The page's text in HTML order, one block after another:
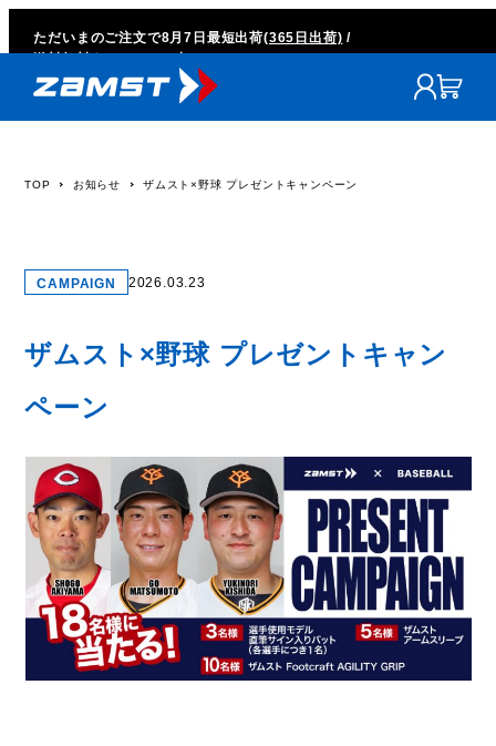
ただいまのご注文で8月7日 最短出荷(365日出荷) /
TOP お知らせ ザムスト×野球 プレゼントキャンペーン
CAMPAIGN 2026.03.23
ザムスト×野球 プレゼントキャン
ペーン